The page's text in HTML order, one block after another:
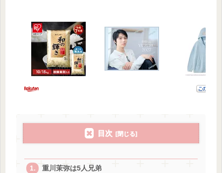
目次
重川茉弥は5人兄弟